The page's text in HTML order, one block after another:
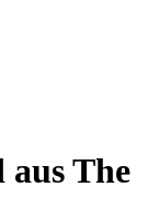
The